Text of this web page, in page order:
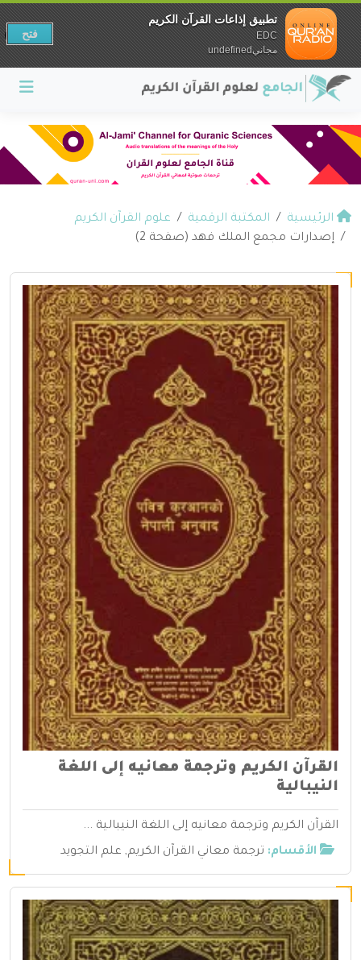
الرئيسية المكتبة الرقمية
علوم القرآن الكريم
إصدارات مجمع الملك فهد (صفحة 2)
القرآن الكريم وترجمة معانيه إلى اللغة
النيبالية
القرآن الكريم وترجمة معانيه إلى اللغة النيبالية ...
الأقسام: ترجمة معاني القرآن الكريم, علم التجويد
تطبيق إذاعات القرآن الكريم
EDC
مجانيundefined
فتح